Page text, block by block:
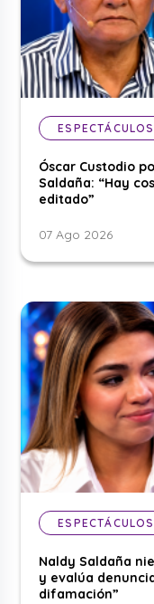
ESPECTÁCULOS
Óscar Custodio
Saldaña: “Hay
editado”
07 Ago 2026
ESPECTÁCULOS
Naldy Saldaña
y evalúa
difamación”